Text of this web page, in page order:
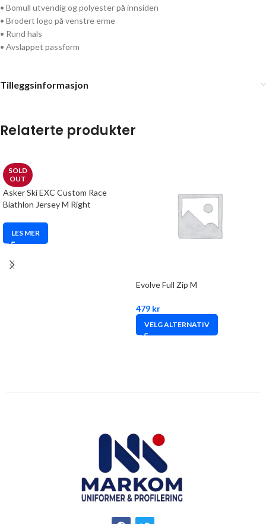
• Bomull utvendig og polyester på innsiden
• Brodert logo på venstre erme
• Rund hals
• Avslappet passform
Tilleggsinformasjon
Relaterte produkter
SOLD
OUT
Asker Ski EXC Custom Race
Biathlon Jersey M Right
LES MER
Evolve Full Zip M
479 kr
VELG ALTERNATIV